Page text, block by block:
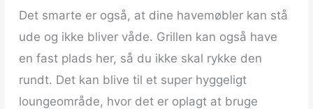
Det smarte er også, at dine havemøbler kan stå
ude og ikke bliver våde. Grillen kan også have
en fast plads her, så du ikke skal rykke den
rundt. Det kan blive til et super hyggeligt
loungeområde, hvor det er oplagt at bruge